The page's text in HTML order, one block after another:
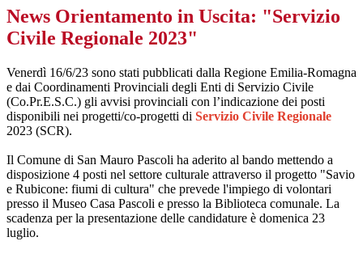
News Orientamento in Uscita: "Servizio
Civile Regionale 2023"
Venerdì 16/6/23 sono stati pubblicati dalla Regione Emilia-Romagna
e dai Coordinamenti Provinciali degli Enti di Servizio Civile
(Co.Pr.E.S.C.) gli avvisi provinciali con l’indicazione dei posti
disponibili nei progetti/co-progetti di Servizio Civile Regionale
2023 (SCR).
Il Comune di San Mauro Pascoli ha aderito al bando mettendo a
disposizione 4 posti nel settore culturale attraverso il progetto "Savio
e Rubicone: fiumi di cultura" che prevede l'impiego di volontari
presso il Museo Casa Pascoli e presso la Biblioteca comunale. La
scadenza per la presentazione delle candidature è domenica 23
luglio.